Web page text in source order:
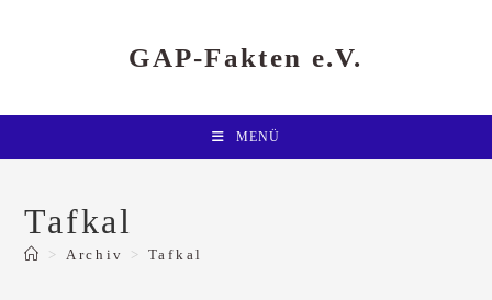
GAP-Fakten e.V.
MENÜ
Tafkal
> Archiv > Tafkal